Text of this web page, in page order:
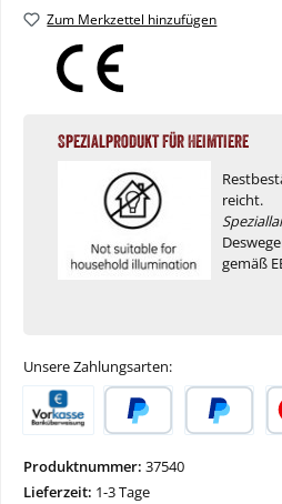
Zum Merkzettel hinzufügen
Spezialprodukt für Heimtiere
reicht.
gemäß
Unsere Zahlungsarten:
Produktnummer: 37540
Lieferzeit: 1-3 Tage